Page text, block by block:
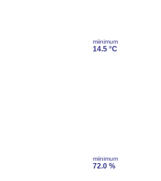
miinimum
14.5 °C
miinimum
72.0 %